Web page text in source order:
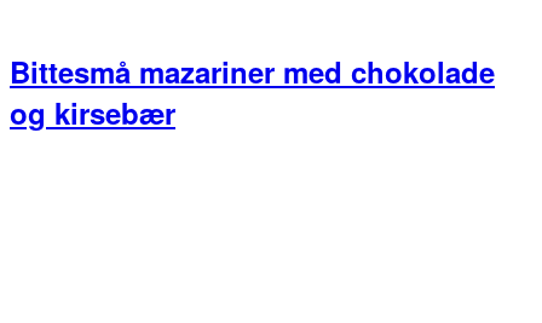
Bittesmå mazariner med chokolade
og kirsebær